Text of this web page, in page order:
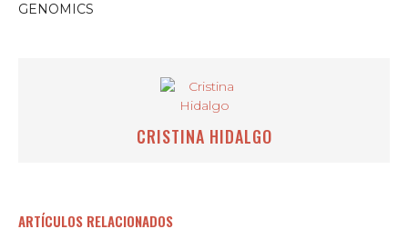
GENOMICS
CRISTINA HIDALGO
ARTÍCULOS RELACIONADOS